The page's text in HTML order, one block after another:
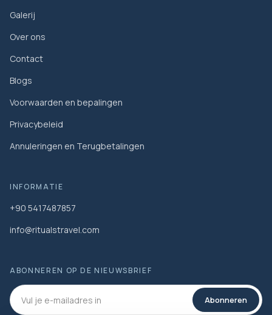
Galerij
Over ons
Contact
Blogs
Voorwaarden en bepalingen
Privacybeleid
Annuleringen en Terugbetalingen
INFORMATIE
+90 5417487857
info@ritualstravel.com
ABONNEREN OP DE NIEUWSBRIEF
Abonneren